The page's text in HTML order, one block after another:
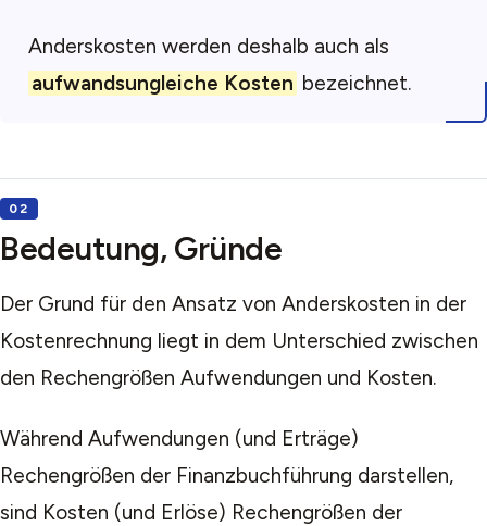
Anderskosten werden deshalb auch als
aufwandsungleiche Kosten bezeichnet.
Bedeutung, Gründe
Der Grund für den Ansatz von Anderskosten in der
Kostenrechnung liegt in dem Unterschied zwischen
den Rechengrößen Aufwendungen und Kosten.
Während Aufwendungen (und Erträge)
Rechengrößen der Finanzbuchführung darstellen,
sind Kosten (und Erlöse) Rechengrößen der